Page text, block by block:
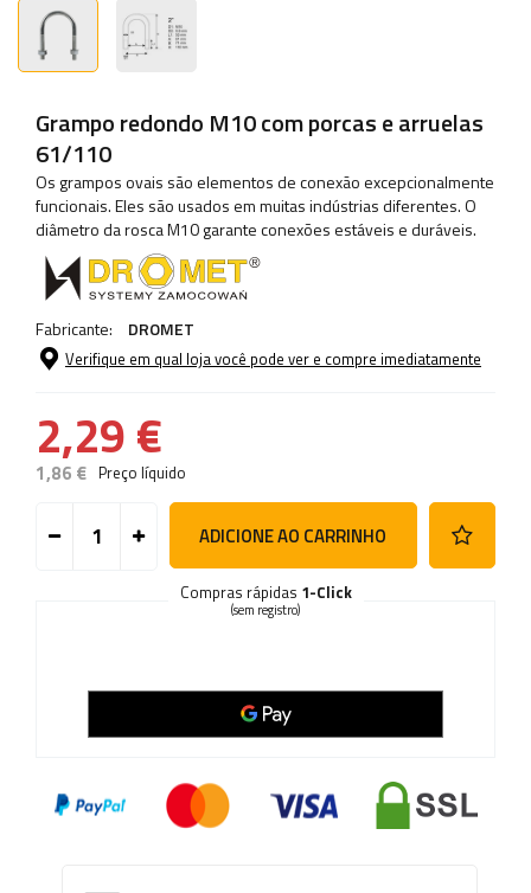
Grampo redondo M10 com porcas e arruelas
61/110
Os grampos ovais são elementos de conexão excepcionalmente
funcionais. Eles são usados ​​em muitas indústrias diferentes. O
diâmetro da rosca M10 garante conexões estáveis ​​e duráveis.
Fabricante: DROMET
Verifique em qual loja você pode ver e compre imediatamente
2,29 €
1,86 € Preço líquido
ADICIONE AO CARRINHO
Compras rápidas 1-Click
(sem registro)